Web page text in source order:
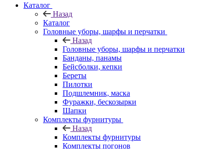
Каталог
Назад
Каталог
Головные уборы, шарфы и перчатки
Назад
Головные уборы, шарфы и перчатки
Банданы, панамы
Бейсболки, кепки
Береты
Пилотки
Подшлемник, маска
Фуражки, бескозырки
Шапки
Комплекты фурнитуры
Назад
Комплекты фурнитуры
Комплекты погонов